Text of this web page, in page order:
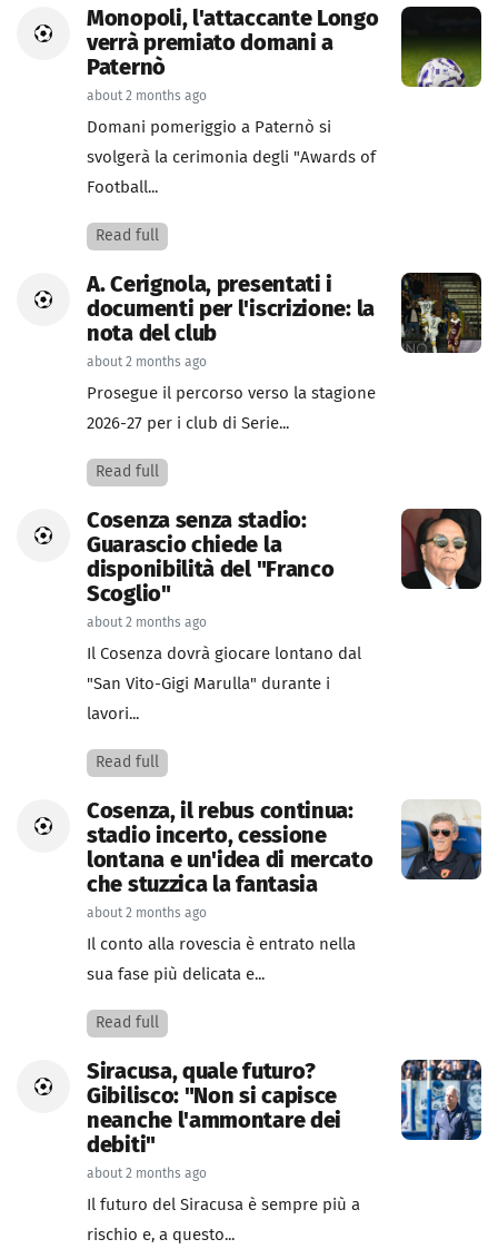
Monopoli, l'attaccante Longo
verrà premiato domani a
Paternò
about 2 months ago
Domani pomeriggio a Paternò si
svolgerà la cerimonia degli "Awards of
Football...
Read full
A. Cerignola, presentati i
documenti per l'iscrizione: la
nota del club
about 2 months ago
Prosegue il percorso verso la stagione
2026-27 per i club di Serie...
Read full
Cosenza senza stadio:
Guarascio chiede la
disponibilità del "Franco
Scoglio"
about 2 months ago
Il Cosenza dovrà giocare lontano dal
"San Vito-Gigi Marulla" durante i
lavori...
Read full
Cosenza, il rebus continua:
stadio incerto, cessione
lontana e un'idea di mercato
che stuzzica la fantasia
about 2 months ago
Il conto alla rovescia è entrato nella
sua fase più delicata e...
Read full
Siracusa, quale futuro?
Gibilisco: "Non si capisce
neanche l'ammontare dei
debiti"
about 2 months ago
Il futuro del Siracusa è sempre più a
rischio e, a questo...